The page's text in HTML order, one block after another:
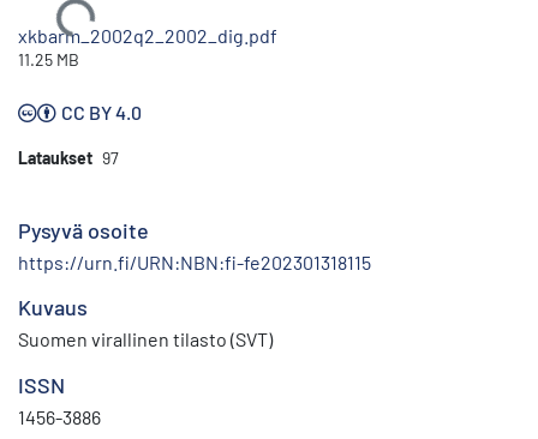
Ladataan...
xkbarm_2002q2_2002_dig.pdf
11.25 MB
CC BY 4.0
Lataukset 97
Pysyvä osoite
https://urn.fi/URN:NBN:fi-fe202301318115
Kuvaus
Suomen virallinen tilasto (SVT)
ISSN
1456-3886